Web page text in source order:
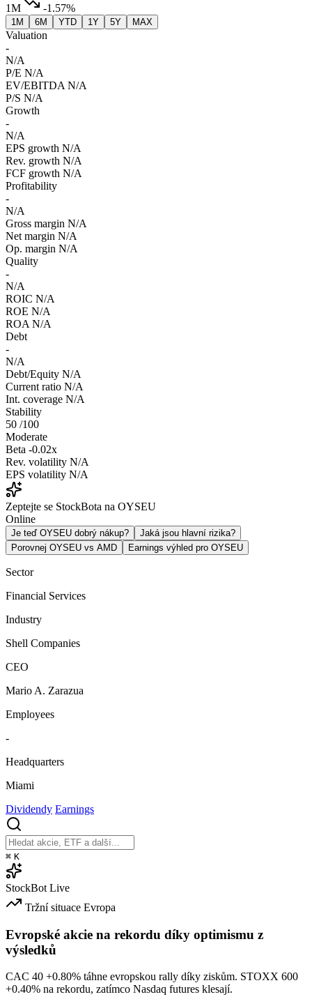
1M
-1.57%
1M 6M YTD 1Y 5Y MAX
Valuation
-
N/A
P/E N/A
EV/EBITDA N/A
P/S N/A
Growth
-
N/A
EPS growth N/A
Rev. growth N/A
FCF growth N/A
Profitability
-
N/A
Gross margin N/A
Net margin N/A
Op. margin N/A
Quality
-
N/A
ROIC N/A
ROE N/A
ROA N/A
Debt
-
N/A
Debt/Equity N/A
Current ratio N/A
Int. coverage N/A
Stability
50 /100
Moderate
Beta -0.02x
Rev. volatility N/A
EPS volatility N/A
Zeptejte se StockBota na OYSEU
Online
Je teď OYSEU dobrý nákup?
Jaká jsou hlavní rizika?
Porovnej OYSEU vs AMD
Earnings výhled pro OYSEU
Sector
Financial Services
Industry
Shell Companies
CEO
Mario A. Zarazua
Employees
-
Headquarters
Miami
Dividendy Earnings
⌘ K
StockBot Live
Tržní situace Evropa
Evropské akcie na rekordu díky optimismu z
výsledků
CAC 40 +0.80% táhne evropskou rally díky ziskům. STOXX 600
+0.40% na rekordu, zatímco Nasdaq futures klesají.